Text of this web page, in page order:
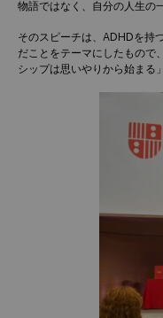
物語ではなく、自分の人生の
そのスピーチは、ADHDを持
だことをテーマにしたもので
シップは思いやりから始まる